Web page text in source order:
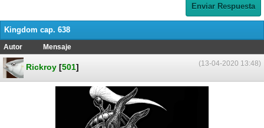
Enviar Respuesta
Kingdom cap. 638
Autor
Mensaje
(13-04-2020 13:48)
Rickroy [501]